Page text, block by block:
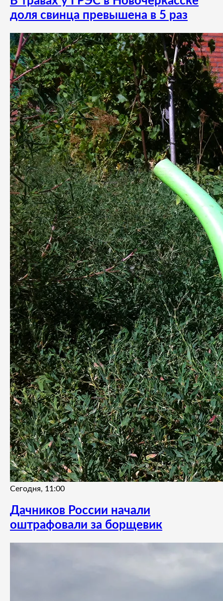
доля свинца превышена в 5 раз
Сегодня, 11:00
Дачников России начали
оштрафовали за борщевик